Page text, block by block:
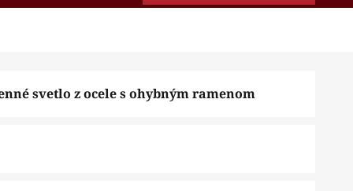
svetlo z ocele s ohybným ramenom